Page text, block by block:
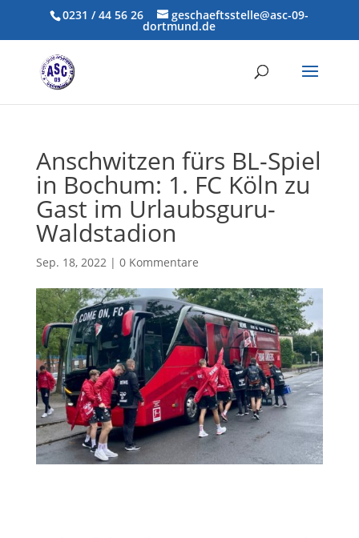
0231 / 44 56 26 geschaeftsstelle@asc-09-
dortmund.de
Anschwitzen fürs BL-Spiel
in Bochum: 1. FC Köln zu
Gast im Urlaubsguru-
Waldstadion
Sep. 18, 2022| 0 Kommentare